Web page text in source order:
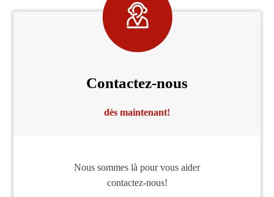
Contactez-nous
dès maintenant!
Nous sommes là pour vous aider
contactez-nous!